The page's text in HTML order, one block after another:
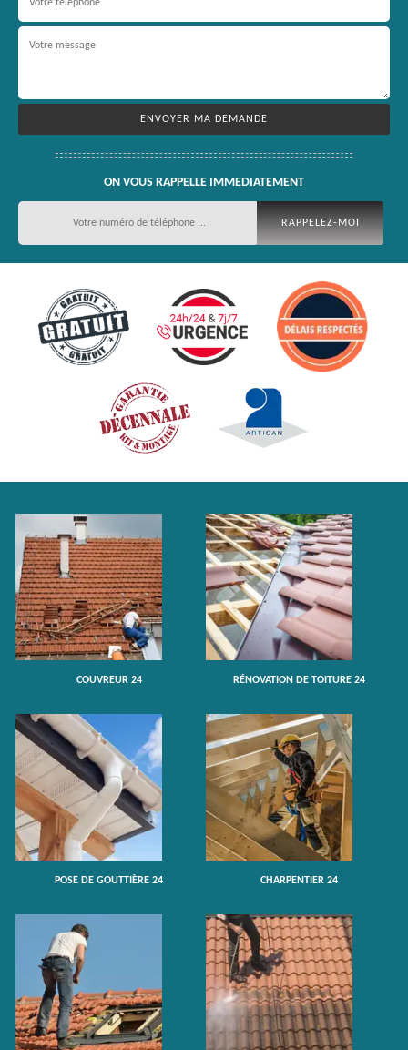
ON VOUS RAPPELLE IMMEDIATEMENT
COUVREUR 24 RÉNOVATION DE TOITURE 24
POSE DE GOUTTIÈRE 24 CHARPENTIER 24